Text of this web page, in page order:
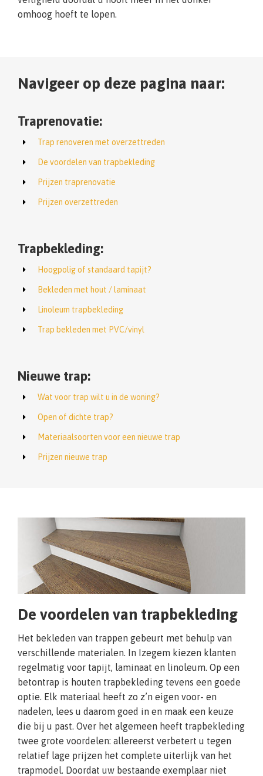
omhoog hoeft te lopen.
Navigeer op deze pagina naar:
Traprenovatie:
Trap renoveren met overzettreden
De voordelen van trapbekleding
Prijzen traprenovatie
Prijzen overzettreden
Trapbekleding:
Hoogpolig of standaard tapijt?
Bekleden met hout / laminaat
Linoleum trapbekleding
Trap bekleden met PVC/vinyl
Nieuwe trap:
Wat voor trap wilt u in de woning?
Open of dichte trap?
Materiaalsoorten voor een nieuwe trap
Prijzen nieuwe trap
De voordelen van trapbekleding
Het bekleden van trappen gebeurt met behulp van
verschillende materialen. In Izegem kiezen klanten
regelmatig voor tapijt, laminaat en linoleum. Op een
betontrap is houten trapbekleding tevens een goede
optie. Elk materiaal heeft zo z’n eigen voor- en
nadelen, lees u daarom goed in en maak een keuze
die bij u past. Over het algemeen heeft trapbekleding
twee grote voordelen: allereerst verbetert u tegen
relatief lage prijzen het complete uiterlijk van het
trapmodel. Doordat uw bestaande exemplaar niet